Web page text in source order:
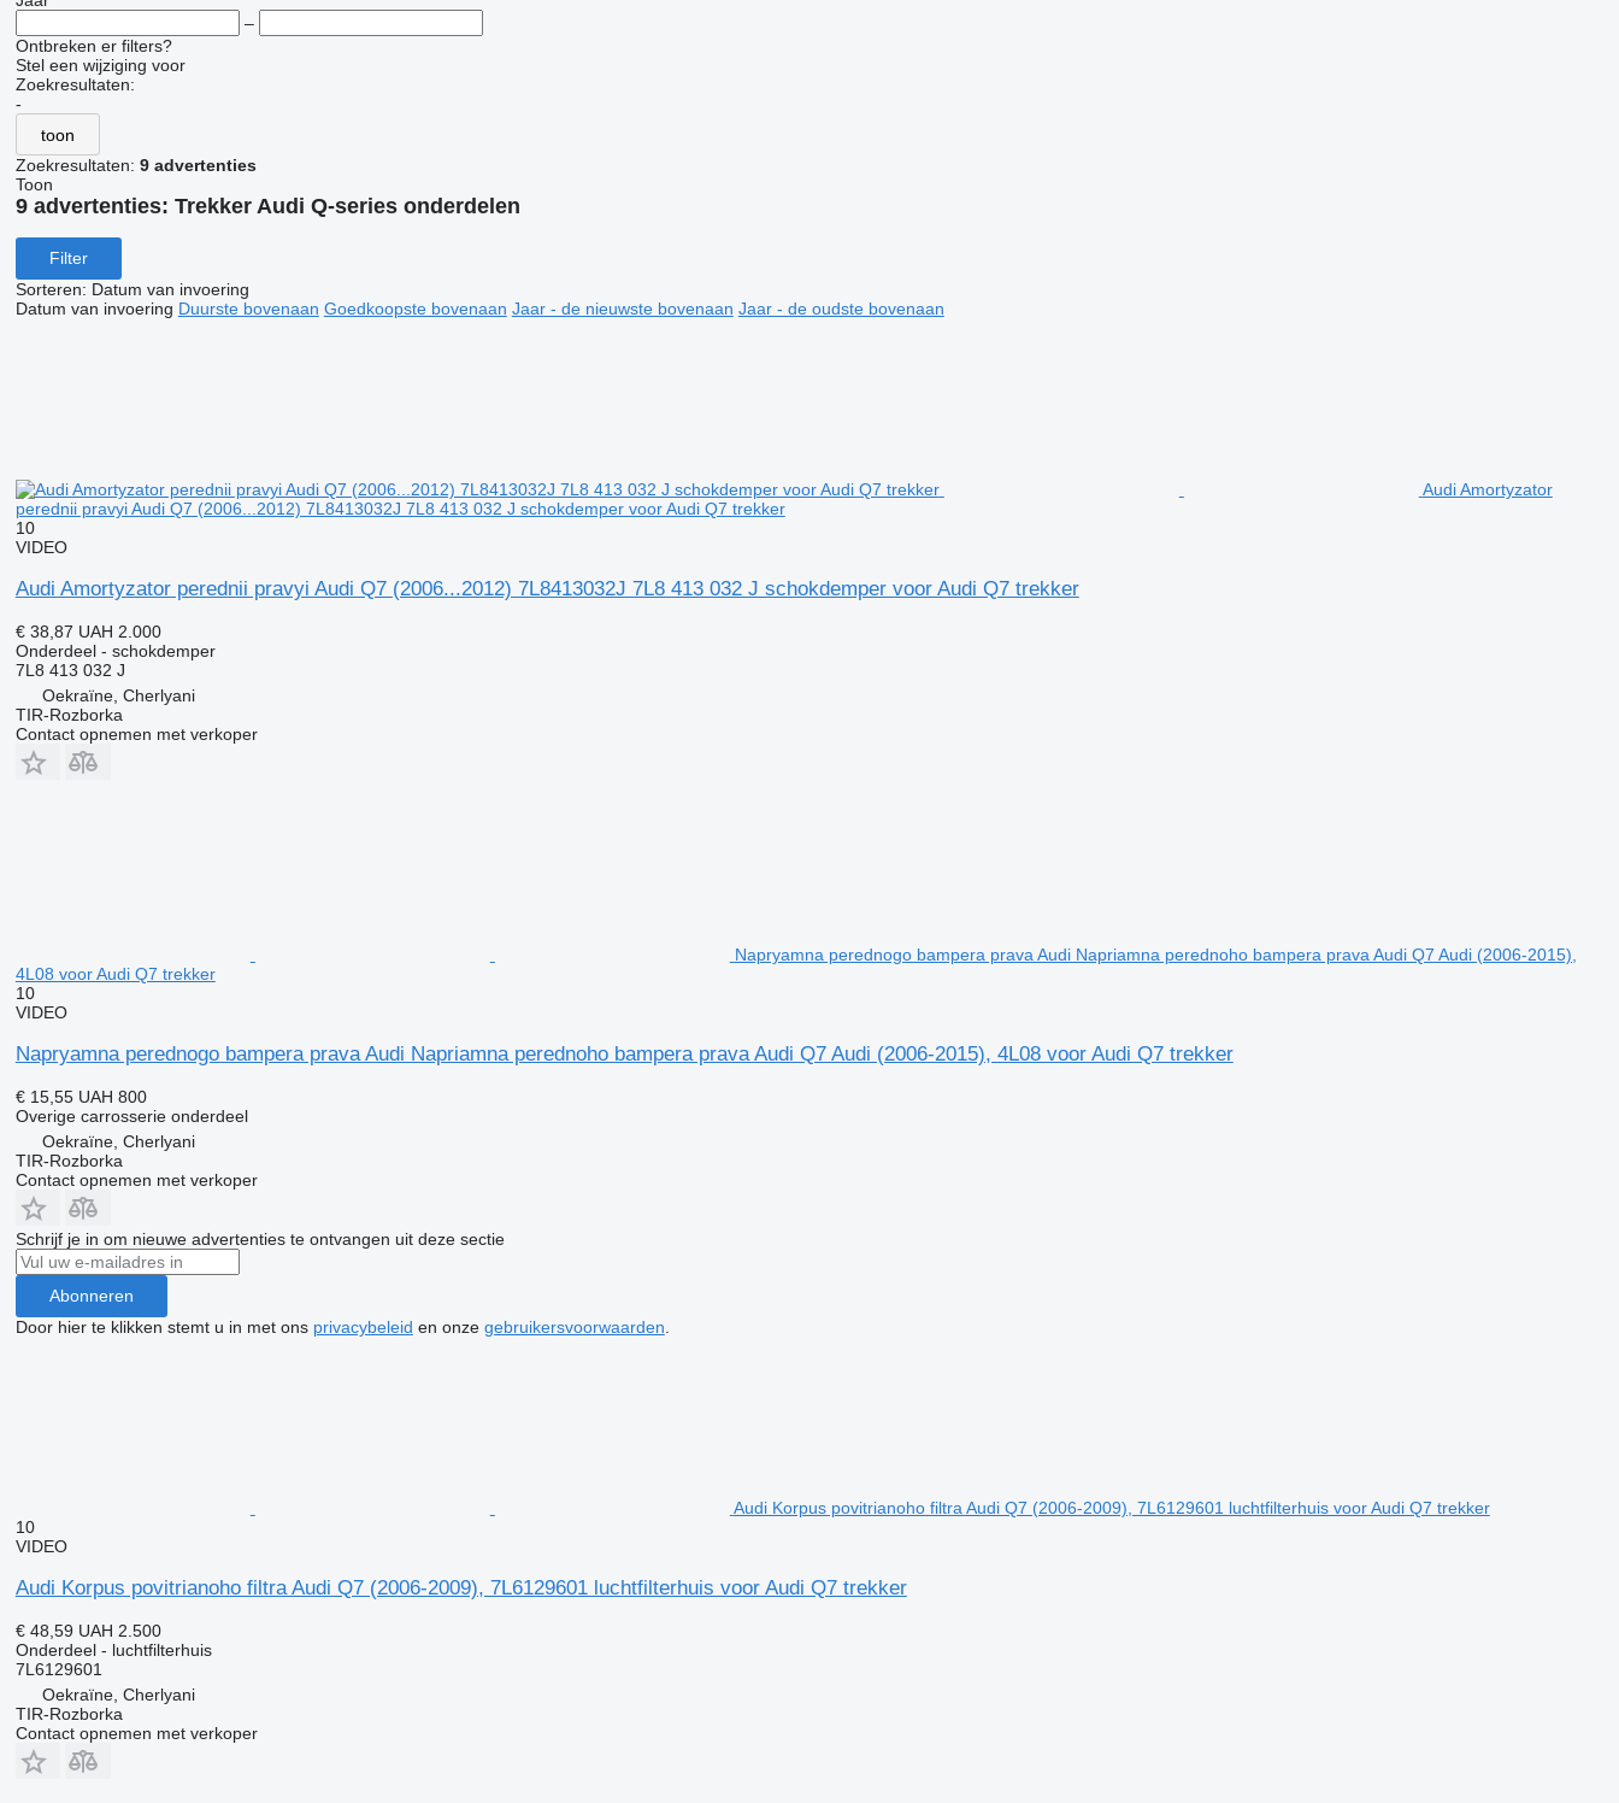
–
Ontbreken er filters?
Stel een wijziging voor
Zoekresultaten:
-
toon
Zoekresultaten: 9 advertenties
Toon
9 advertenties: Trekker Audi Q-series onderdelen
Filter
Sorteren: Datum van invoering
Datum van invoering Duurste bovenaan Goedkoopste bovenaan Jaar - de nieuwste bovenaan Jaar - de oudste bovenaan
Audi Amortyzator
perednii pravyi Audi Q7 (2006...2012) 7L8413032J 7L8 413 032 J schokdemper voor Audi Q7 trekker
10
VIDEO
Audi Amortyzator perednii pravyi Audi Q7 (2006...2012) 7L8413032J 7L8 413 032 J schokdemper voor Audi Q7 trekker
€ 38,87 UAH 2.000
Onderdeel - schokdemper
7L8 413 032 J
Oekraïne, Cherlyani
TIR-Rozborka
Contact opnemen met verkoper
Napryamna perednogo bampera prava Audi Napriamna perednoho bampera prava Audi Q7 Audi (2006-2015),
4L08 voor Audi Q7 trekker
10
VIDEO
Napryamna perednogo bampera prava Audi Napriamna perednoho bampera prava Audi Q7 Audi (2006-2015), 4L08 voor Audi Q7 trekker
€ 15,55 UAH 800
Overige carrosserie onderdeel
Oekraïne, Cherlyani
TIR-Rozborka
Contact opnemen met verkoper
Schrijf je in om nieuwe advertenties te ontvangen uit deze sectie
Abonneren
Door hier te klikken stemt u in met ons privacybeleid en onze gebruikersvoorwaarden
Audi Korpus povitrianoho filtra Audi Q7 (2006-2009), 7L6129601 luchtfilterhuis voor Audi Q7 trekker
10
VIDEO
Audi Korpus povitrianoho filtra Audi Q7 (2006-2009), 7L6129601 luchtfilterhuis voor Audi Q7 trekker
€ 48,59 UAH 2.500
Onderdeel - luchtfilterhuis
7L6129601
Oekraïne, Cherlyani
TIR-Rozborka
Contact opnemen met verkoper